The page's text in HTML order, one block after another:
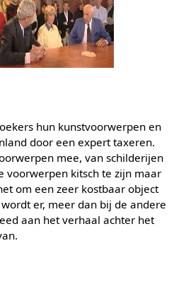
hun kunstvoorwerpen en
door een expert taxeren.
mee, van schilderijen
voorwerpen kitsch te zijn maar
om een zeer kostbaar object
er, meer dan bij de andere
aan het verhaal achter het